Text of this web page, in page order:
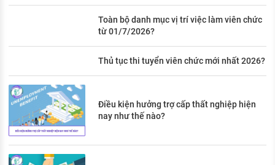
Toàn bộ danh mục vị trí việc làm viên chức
từ 01/7/2026?
Thủ tục thi tuyển viên chức mới nhất 2026?
Điều kiện hưởng trợ cấp thất nghiệp hiện
nay như thế nào?